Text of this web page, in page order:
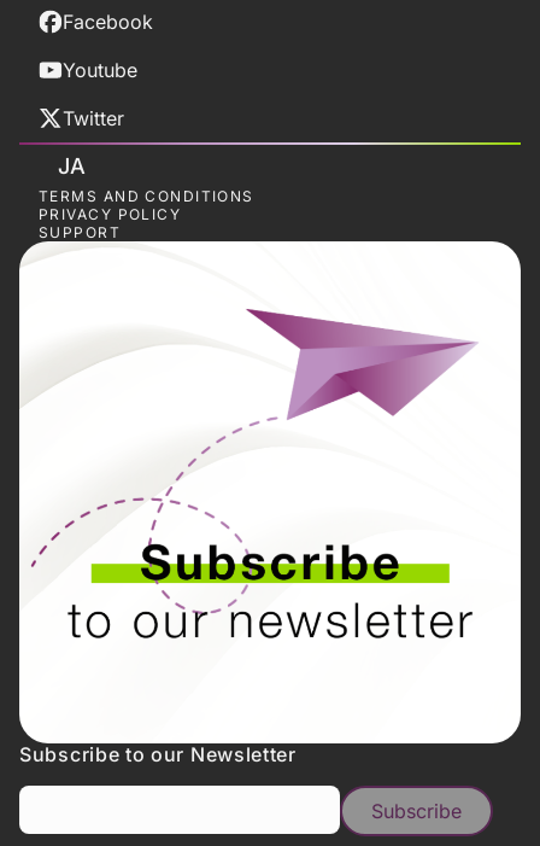
Facebook
Youtube
Twitter
JA
TERMS AND CONDITIONS
PRIVACY POLICY
SUPPORT
Subscribe to our Newsletter